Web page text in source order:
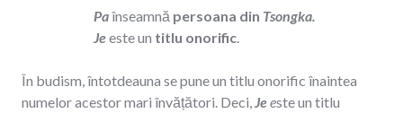
Paînseamnă persoana din Tsongka.
Jeeste un titlu onorific.
În budism, întotdeauna se pune un titlu onorific înaintea
numelor acestor mari învățători. Deci,Jeeste un titlu